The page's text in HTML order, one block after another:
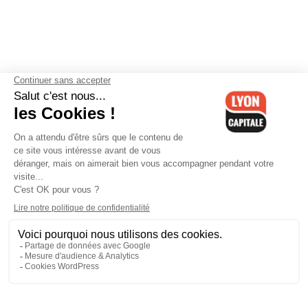
Contactez-nous-Mentions légales-CGV-Politique de
confidentialité-Gestion des cookies